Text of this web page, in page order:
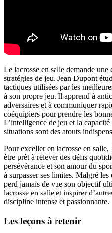
Le lacrosse en salle demande une
stratégies de jeu. Jean Dupont
tactiques utilisées par les
à son propre jeu. Il apprend à
adversaires et à communiquer
coéquipiers pour prendre les
L’intelligence de jeu et la capacité
situations sont des atouts
Pour exceller en lacrosse en
être prêt à relever des défis
persévérance et son amour du
à surpasser ses limites. Malgré
perd jamais de vue son objectif
lacrosse en salle et inspirer
discipline intense et passionnante.
Les leçons à retenir